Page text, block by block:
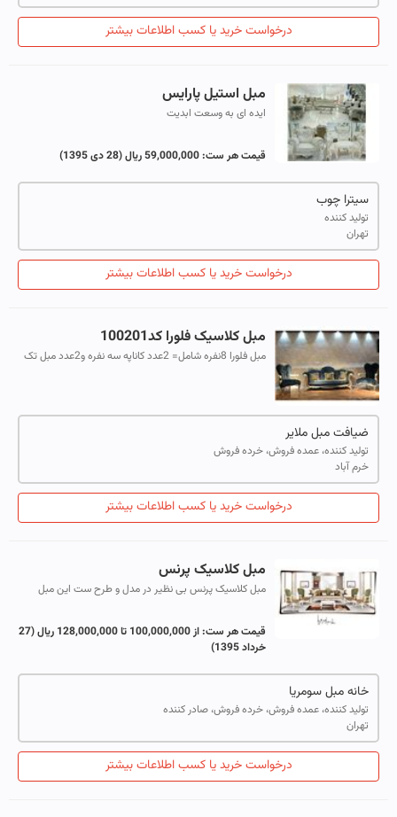
درخواست خرید یا کسب اطلاعات بیشتر
مبل استیل پارایس
ایده ای به وسعت ابدیت
قیمت هر ست:59,000,000 ریال (28 دی 1395)
سیترا چوب
تولید کننده
تهران
درخواست خرید یا کسب اطلاعات بیشتر
مبل کلاسیک فلورا کد100201
مبل فلورا 8نفره شامل= 2عدد کاناپه سه نفره و2عدد مبل تک
ضیافت مبل ملایر
تولید کننده، عمده فروش، خرده فروش
خرم آباد
درخواست خرید یا کسب اطلاعات بیشتر
مبل کلاسیک پرنس
مبل کلاسیک پرنس بی نظیر در مدل و طرح ست این مبل
قیمت هر ست:از 100,000,000 تا 128,000,000 ریال
(27
خرداد 1395)
خانه مبل سومریا
تولید کننده، عمده فروش، خرده فروش، صادر کننده
تهران
درخواست خرید یا کسب اطلاعات بیشتر